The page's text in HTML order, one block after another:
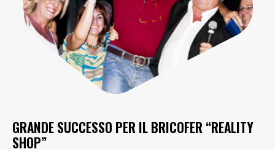
GRANDE SUCCESSO PER IL BRICOFER “REALITY
SHOP”